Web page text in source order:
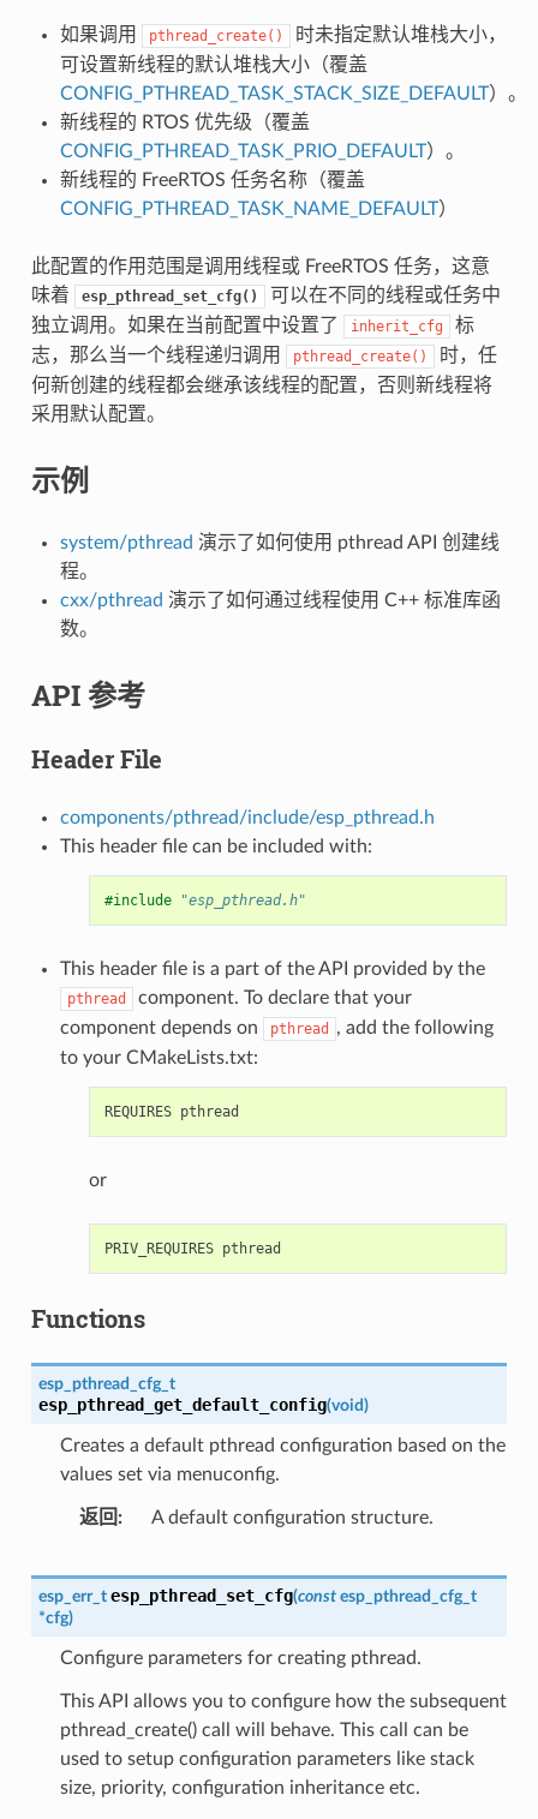
如果调用 pthread_create()
时未指定默认堆栈大小，
可设置新线程的默认堆栈大小（覆盖
CONFIG_PTHREAD_TASK_STACK_SIZE_DEFAULT）。
新线程的 RTOS 优先级（覆盖
CONFIG_PTHREAD_TASK_PRIO_DEFAULT）。
新线程的 FreeRTOS 任务名称（覆盖
CONFIG_PTHREAD_TASK_NAME_DEFAULT）
此配置的作用范围是调用线程或 FreeRTOS 任务，这意
味着
esp_pthread_set_cfg()
可以在不同的线程或任务中
独立调用。如果在当前配置中设置了
inherit_cfg
标
志，那么当一个线程递归调用
pthread_create()
时，任
何新创建的线程都会继承该线程的配置，否则新线程将
采用默认配置。
示例
system/pthread 演示了如何使用 pthread API 创建线
程。
cxx/pthread 演示了如何通过线程使用 C++ 标准库函
数。
API 参考
Header File
components/pthread/include/esp_pthread.h
This header file can be included with:
#include "esp_pthread.h"
This header file is a part of the API provided by the
pthread
component. To declare that your
component depends on
pthread
, add the following
to your CMakeLists.txt:
or
Functions
esp_pthread_cfg_t
esp_pthread_get_default_config(void)
Creates a default pthread configuration based on the
values set via menuconfig.
返回 A default configuration structure.
esp_err_t esp_pthread_set_cfg(const esp_pthread_cfg_t
*cfg)
Configure parameters for creating pthread.
This API allows you to configure how the subsequent
pthread_create() call will behave. This call can be
used to setup configuration parameters like stack
size, priority, configuration inheritance etc.